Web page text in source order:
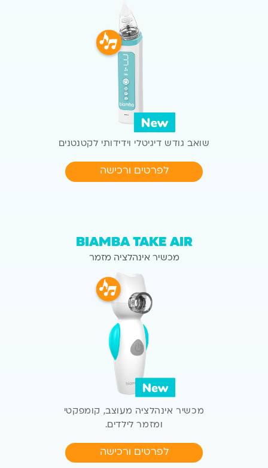
שואב גודש דיגיטלי וידידותי לקטנטנים
לפרטים ורכישה
BIAMBA TAKE AIR
מכשיר אינהלציה מזמר
מכשיר אינהלציה מעוצב, קומפקטי
ומזמר לילדים.
לפרטים ורכישה